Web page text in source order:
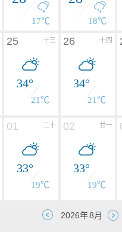
17℃ 18℃
十三
25
34°
21℃
十四
26
34°
21℃
二十
01
33°
19℃
廿一
02
33°
19℃